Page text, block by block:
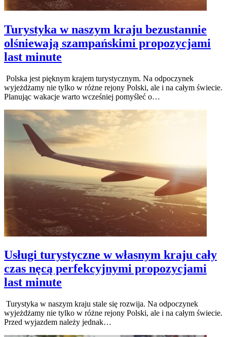
Turystyka w naszym kraju bezustannie
olśniewają szampańskimi propozycjami
last minute
Polska jest pięknym krajem turystycznym. Na odpoczynek
wyjeżdżamy nie tylko w różne rejony Polski, ale i na całym świecie.
Planując wakacje warto wcześniej pomyśleć o…
Usługi turystyczne w własnym kraju cały
czas nęcą perfekcyjnymi propozycjami
last minute
Turystyka w naszym kraju stale się rozwija. Na odpoczynek
wyjeżdżamy nie tylko w różne rejony Polski, ale i na całym świecie.
Przed wyjazdem należy jednak…